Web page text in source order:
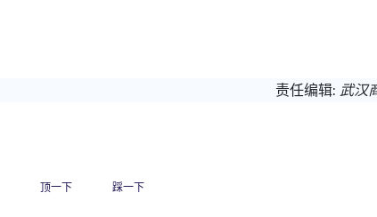
责任编辑: 武汉
顶一下 踩一下